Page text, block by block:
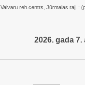
Vaivaru reh.centrs, Jūrmalas raj. :
2026. gada